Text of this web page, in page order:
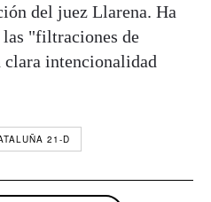
del juez Llarena. Ha
"filtraciones de
intencionalidad
21-D